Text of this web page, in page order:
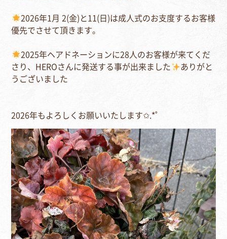
2026年1月 2(金)と11(日)は成人式のお支度するお客様
優先でさせて頂きます。⁣
2025年ヘアドネーションに28人のお客様が来てくだ
さり、HEROさんに発送する事が出来ました
ありがと
うございました⁣
2026年もよろしくお願いいたします✩.*˚⁣